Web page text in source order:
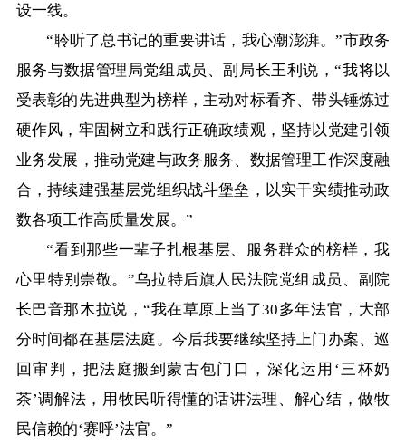
设一线。
“聆听了总书记的重要讲话，我心潮澎湃。”市政务
服务与数据管理局党组成员、副局长王利说，“我将以
受表彰的先进典型为榜样，主动对标看齐、带头锤炼过
硬作风，牢固树立和践行正确政绩观，坚持以党建引领
业务发展，推动党建与政务服务、数据管理工作深度融
合，持续建强基层党组织战斗堡垒，以实干实绩推动政
数各项工作高质量发展。”
“看到那些一辈子扎根基层、服务群众的榜样，我
心里特别崇敬。”乌拉特后旗人民法院党组成员、副院
长巴音那木拉说，“我在草原上当了30多年法官，大部
分时间都在基层法庭。今后我要继续坚持上门办案、巡
回审判，把法庭搬到蒙古包门口，深化运用‘三杯奶
茶’调解法，用牧民听得懂的话讲法理、解心结，做牧
民信赖的‘赛呼’法官。”